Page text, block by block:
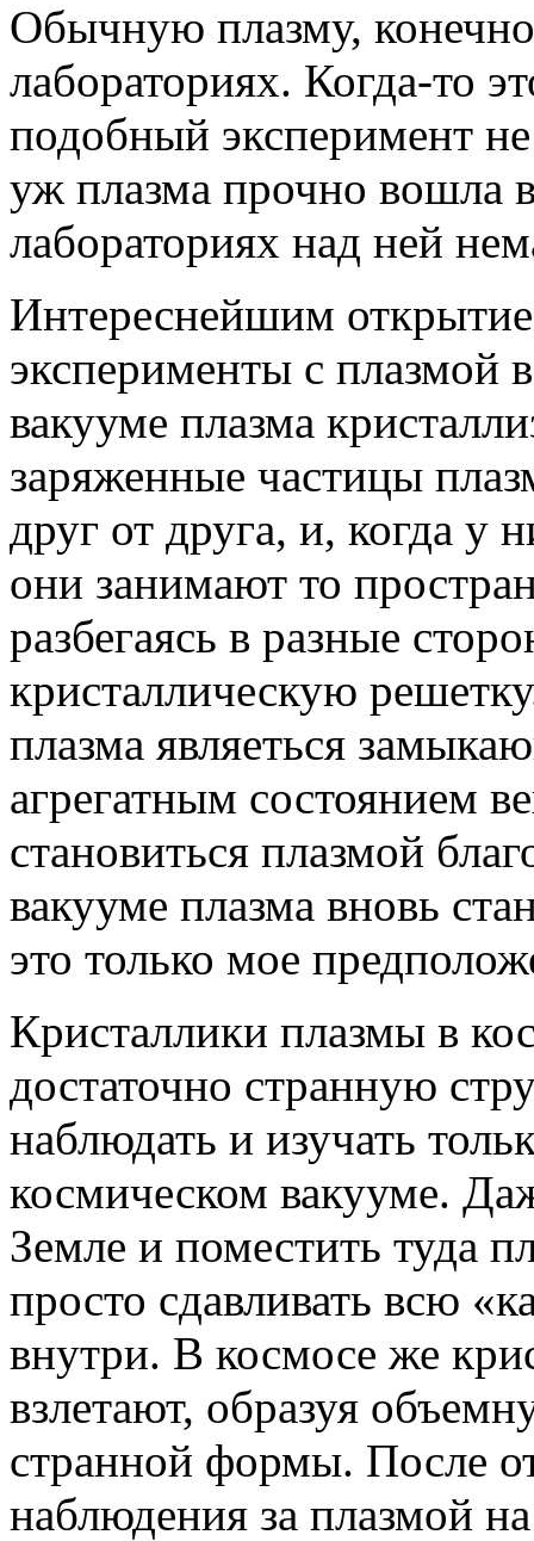
Обычную плазму,
лабораториях. Когда-то
подобный эксперимент не
уж плазма прочно вошла
лабораториях над ней
Интереснейшим
эксперименты с плазмой
вакууме плазма
заряженные частицы
друг от друга, и, когда у
они занимают то
разбегаясь в разные
кристаллическую
плазма являеться
агрегатным состоянием
становиться плазмой
вакууме плазма вновь
это только мое
Кристаллики плазмы в
достаточно странную
наблюдать и изучать
космическом вакууме.
Земле и поместить туда
просто сдавливать всю
внутри. В космосе же
взлетают, образуя
странной формы. После
наблюдения за плазмой